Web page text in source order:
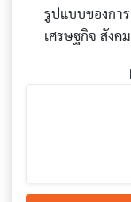
รูปแบบของกา
เศรษฐกิจ สังค